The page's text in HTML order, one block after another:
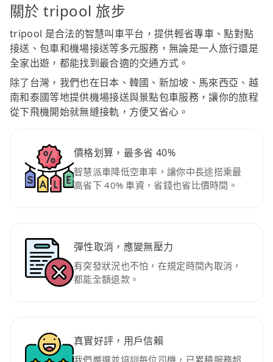
關於 tripool 旅步
tripool 是合法的智慧叫車平台，提供輕省專車、點對點
接送、包車和機場接送等多元服務，無論是一人旅行還是
全家出遊，都能找到最合適的交通方式。
除了台灣，我們也在日本、韓國、新加坡、馬來西亞、越
南和泰國等地提供機場接送與景點包車服務，讓你的旅程
從下飛機開始就無縫接軌，方便又省心。
價格划算，最多省 40%
智慧派車降低空車率，讓你中長途搭乘最
高省下 40% 車資，省錢也省比價時間。
彈性取消，應變無壓力
有突發狀況也不怕，在規定時間內取消，
都能全額退款。
真實好評，用戶信賴